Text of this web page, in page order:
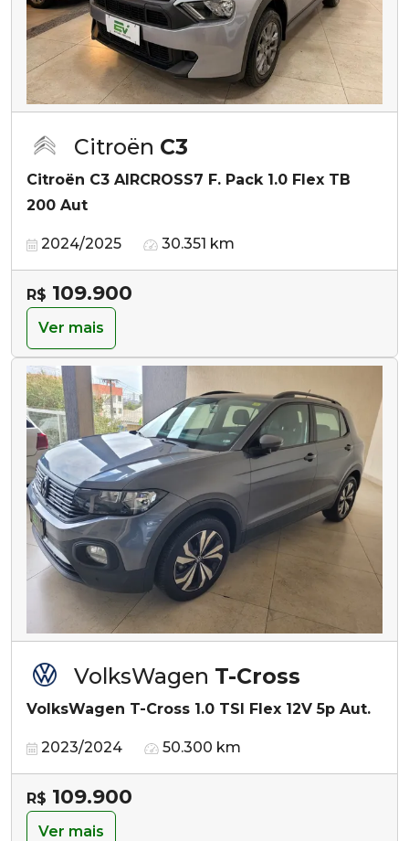
Citroën C3
Citroën C3 AIRCROSS7 F. Pack 1.0 Flex TB
200 Aut
2024/2025 30.351 km
R$ 109.900
Ver mais
VolksWagen T-Cross
VolksWagen T-Cross 1.0 TSI Flex 12V 5p Aut.
2023/2024 50.300 km
R$ 109.900
Ver mais